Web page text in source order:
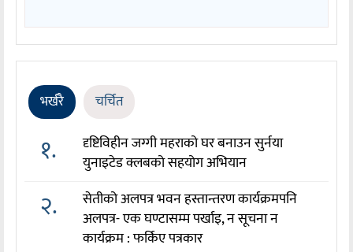
भर्खरै चर्चित
१.
दृष्टिविहीन जग्गी महराको घर बनाउन सुर्नया
युनाइटेड क्लबको सहयोग अभियान
२.
सेतीको अलपत्र भवन हस्तान्तरण कार्यक्रमपनि
अलपत्र- एक घण्टासम्म पर्खाइ, न सूचना न
कार्यक्रम : फर्किए पत्रकार